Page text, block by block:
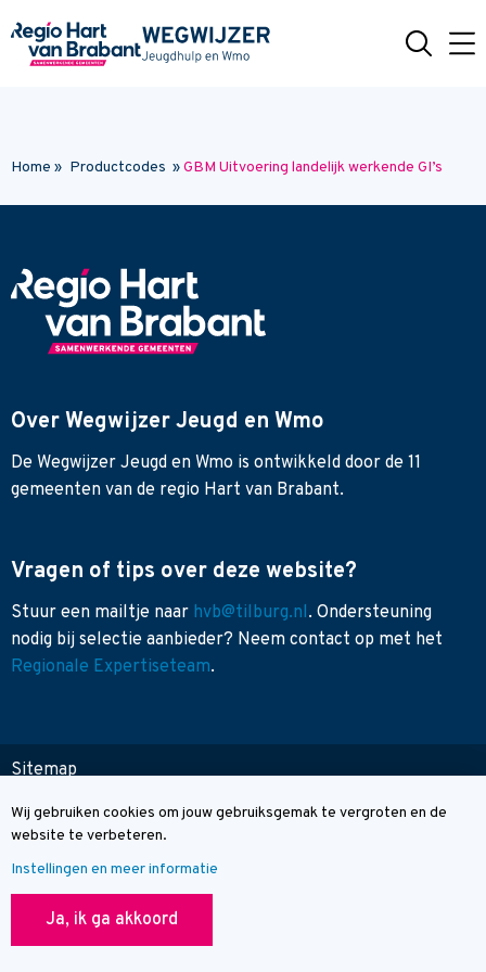
Cookie melding
Wij gebruiken cookies om jouw gebruiksgemak te vergroten en de
website te verbeteren.
Instellingen en meer informatie
Ja, ik ga akkoord
Home » Productcodes »GBM Uitvoering landelijk werkende GI’s
Over Wegwijzer Jeugd en Wmo
De Wegwijzer Jeugd en Wmo is ontwikkeld door de 11
gemeenten van de regio Hart van Brabant.
Vragen of tips over deze website?
Stuur een mailtje naar hvb@tilburg.nl. Ondersteuning
nodig bij selectie aanbieder? Neem contact op met het
Regionale Expertiseteam.
© Wegwijzer Hart van Brabant
Sitemap
Contact